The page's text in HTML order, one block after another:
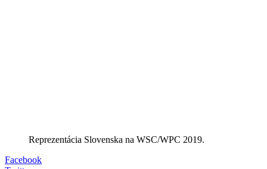
Reprezentácia Slovenska na WSC/WPC 2019.
Facebook